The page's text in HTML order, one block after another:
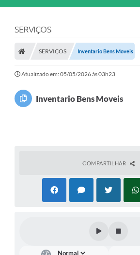
SERVIÇOS
SERVIÇOS Inventario Bens Moveis
Atualizado em: 05/05/2026 às 03h23
Inventario Bens Moveis
COMPARTILHAR